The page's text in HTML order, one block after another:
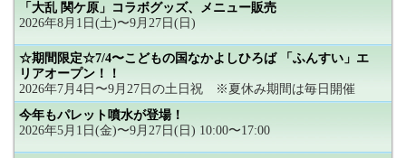
「大乱 関ケ原」コラボグッズ、メニュー販売
2026年8月1日(土)〜9月27日(日)
☆期間限定☆7/4〜こどもの国なかよしひろば 「ふんすい」エ
リアオープン！！
2026年7月4日〜9月27日の土日祝 ※夏休み期間は毎日開催
今年もパレット噴水が登場！
2026年5月1日(金)〜9月27日(日) 10:00〜17:00